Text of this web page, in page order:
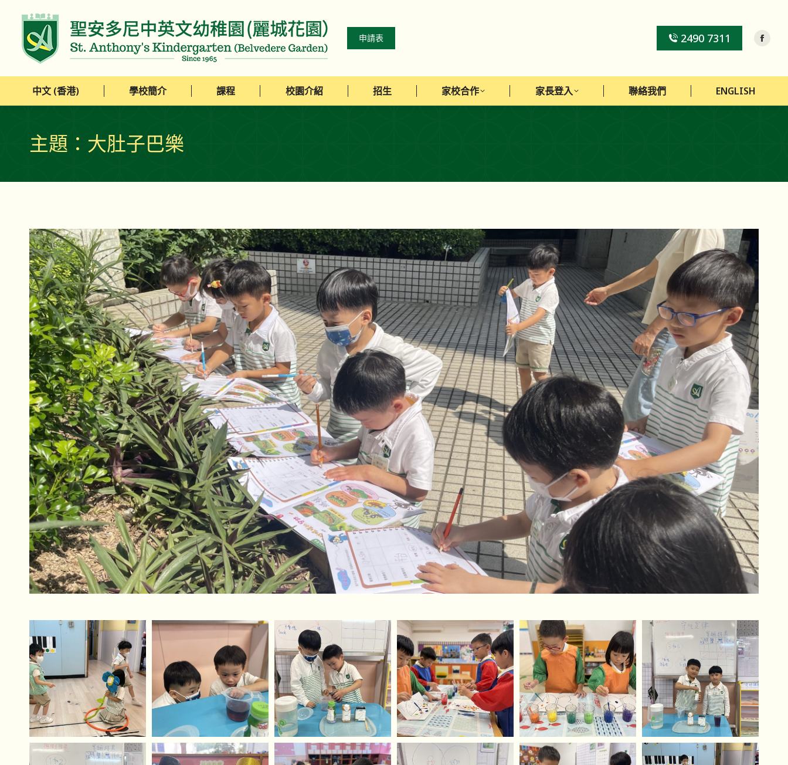
申請表 2490 7311
中文 (香港) 學校簡介 課程 校園介紹 招生 家校合作 家長登入 聯絡我們 ENGLISH
主題：大肚子巴樂
中文 (香港) 學校簡介 課程 校園介紹